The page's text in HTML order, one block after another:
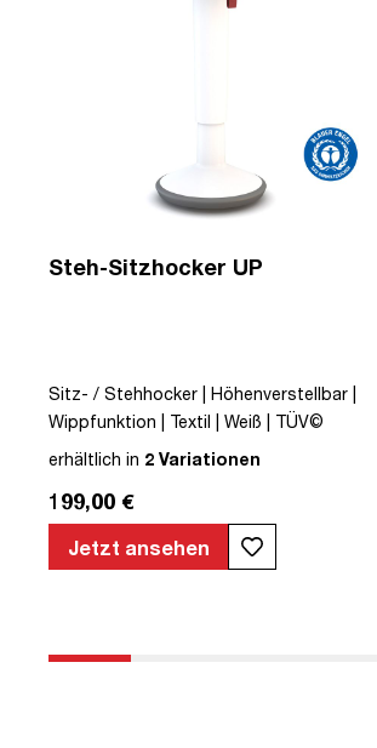
Steh-Sitzhocker UP
Sitz- / Stehhocker | Höhenverstellbar |
Wippfunktion | Textil | Weiß | TÜV©
geprüfte Sicherheit | German Design
erhältlich in 2 Variationen
199,00 €
Jetzt ansehen